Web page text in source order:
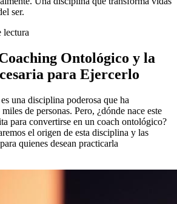
ser.
lectura
Ontológico y la
para Ejercerlo
es una disciplina poderosa que ha
miles de personas. Pero, ¿dónde nace este
para convertirse en un coach ontológico?
el origen de esta disciplina y las
quienes desean practicarla